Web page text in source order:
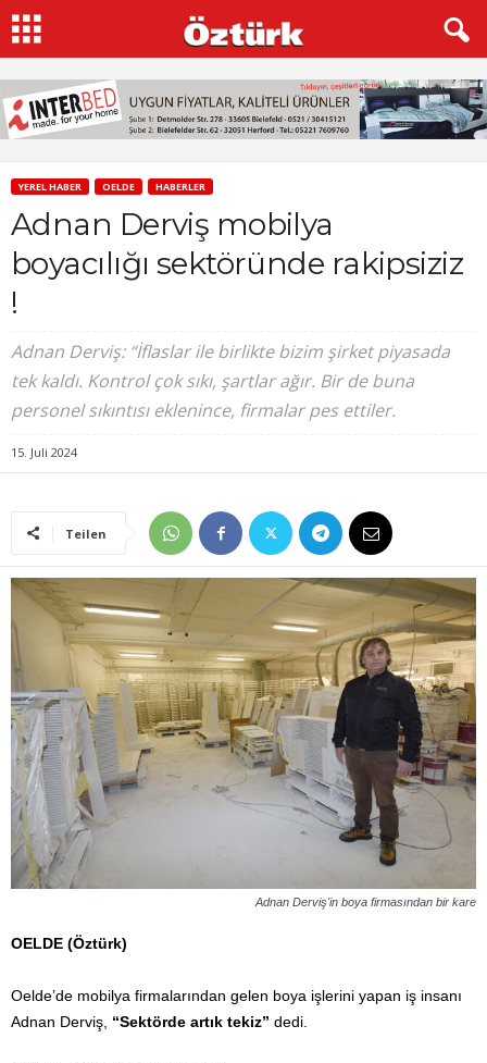
YEREL HABER OELDE HABERLER
Adnan Derviş mobilya
boyacılığı sektöründe rakipsiziz
!
Adnan Derviş: “İflaslar ile birlikte bizim şirket piyasada
tek kaldı. Kontrol çok sıkı, şartlar ağır. Bir de buna
personel sıkıntısı eklenince, firmalar pes ettiler.
15. Juli 2024
Teilen
Adnan Derviş'in boya firmasından bir kare
OELDE (Öztürk)
Oelde’de mobilya firmalarından gelen boya işlerini yapan iş insanı
Adnan Derviş, “Sektörde artık tekiz” dedi.